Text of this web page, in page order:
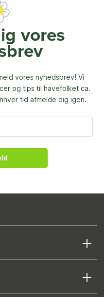
vores
vores nyhedsbrev! Vi
og tips til havefolket ca.
tid afmelde dig igen.